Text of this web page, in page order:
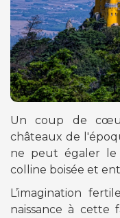
Un coup de
châteaux de
ne peut égaler le
colline boisée et
L’imagination
naissance à cette